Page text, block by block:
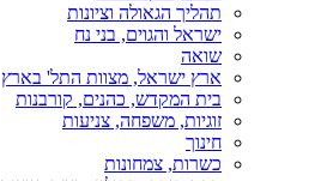
תהליך הגאולה וציונות
ישראל והגוים, בני נח
שואה
ארץ ישראל, מצוות התל' בארץ
בית המקדש, כהנים, קורבנות
זוגיות, משפחה, צניעות
חינוך
כשרות, צמחונות